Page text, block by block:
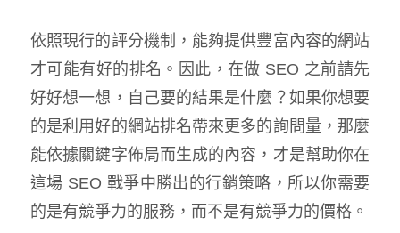
依照現行的評分機制，能夠提供豐富內容的網站
才可能有好的排名。因此，在做 SEO 之前請先
好好想一想，自己要的結果是什麼？如果你想要
的是利用好的網站排名帶來更多的詢問量，那麼
能依據關鍵字佈局而生成的內容，才是幫助你在
這場 SEO 戰爭中勝出的行銷策略，所以你需要
的是有競爭力的服務，而不是有競爭力的價格。